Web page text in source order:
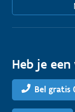
Heb je een
Bel gratis